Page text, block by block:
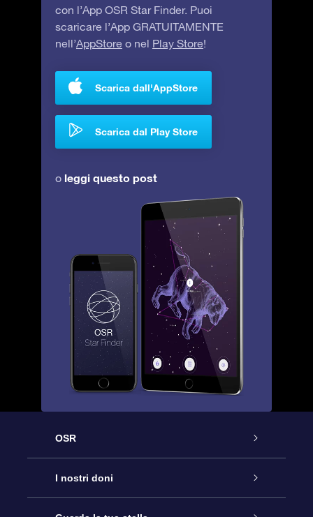
con l’App OSR Star Finder. Puoi
scaricare l’App GRATUITAMENTE
nell’AppStore o nel Play Store!
Scarica dall'AppStore
Scarica dal Play Store
o leggi questo post
OSR
Assistenza
I nostri doni